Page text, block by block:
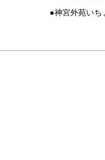
神宮外苑い